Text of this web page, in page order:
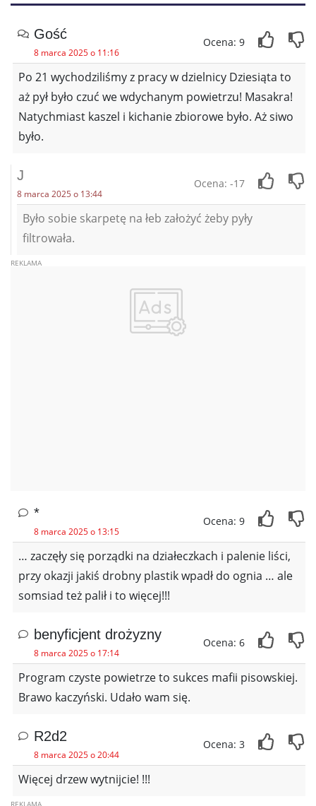
Gość
8 marca 2025 o 11:16
Ocena: 9
Po 21 wychodziliśmy z pracy w dzielnicy Dziesiąta to
aż pył było czuć we wdychanym powietrzu! Masakra!
Natychmiast kaszel i kichanie zbiorowe było. Aż siwo
było.
J
8 marca 2025 o 13:44
Ocena: -17
Było sobie skarpetę na łeb założyć żeby pyły
filtrowała.
*
8 marca 2025 o 13:15
Ocena: 9
… zaczęły się porządki na działeczkach i palenie liści,
przy okazji jakiś drobny plastik wpadł do ognia … ale
somsiad też palił i to więcej!!!
benyficjent drożyzny
8 marca 2025 o 17:14
Ocena: 6
Program czyste powietrze to sukces mafii pisowskiej.
Brawo kaczyński. Udało wam się.
R2d2
8 marca 2025 o 20:44
Ocena: 3
Więcej drzew wytnijcie! !!!